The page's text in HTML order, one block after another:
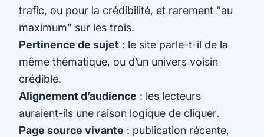
trafic, ou pour la crédibilité, et rarement “au
maximum” sur les trois.
Pertinence de sujet : le site parle-t-il de la
même thématique, ou d’un univers voisin
crédible.
Alignement d’audience : les lecteurs
auraient-ils une raison logique de cliquer.
Page source vivante : publication récente,